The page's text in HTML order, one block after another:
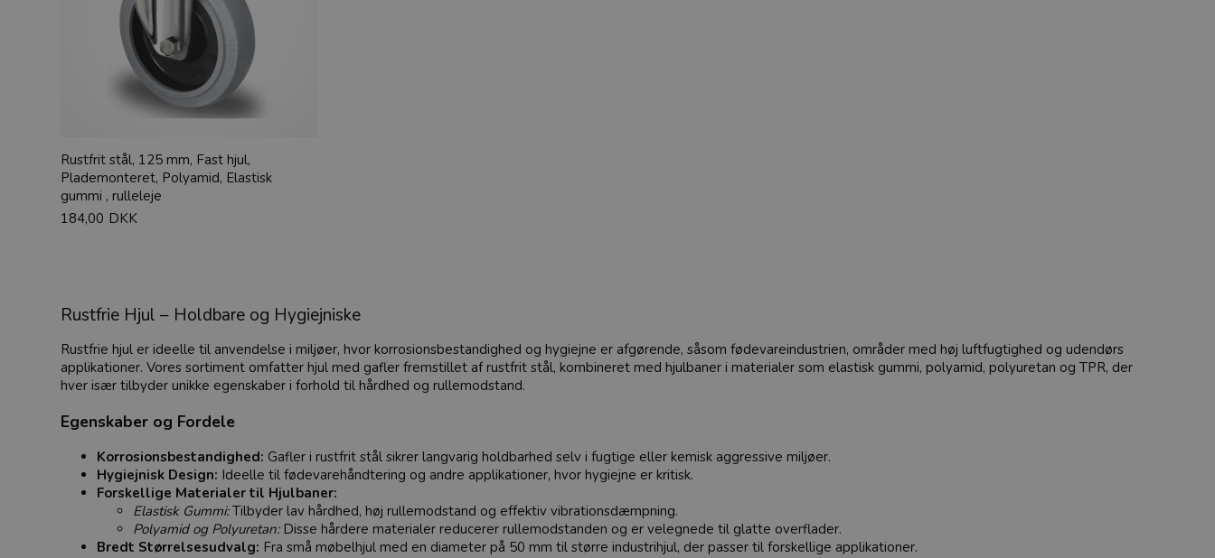
Rustfrit stål, 125 mm, Fast hjul,
Plademonteret, Polyamid, Elastisk
gummi , rulleleje
184,00 DKK
Rustfrie Hjul – Holdbare og Hygiejniske
Rustfrie hjul er ideelle til anvendelse i miljøer, hvor korrosionsbestandighed og hygiejne er afgørende, såsom fødevareindustrien, områder med høj luftfugtighed og udendørs
applikationer. Vores sortiment omfatter hjul med gafler fremstillet af rustfrit stål, kombineret med hjulbaner i materialer som elastisk gummi, polyamid, polyuretan og TPR, der
hver især tilbyder unikke egenskaber i forhold til hårdhed og rullemodstand.
Egenskaber og Fordele
Korrosionsbestandighed: Gafler i rustfrit stål sikrer langvarig holdbarhed selv i fugtige eller kemisk aggressive miljøer.
Hygiejnisk Design: Ideelle til fødevarehåndtering og andre applikationer, hvor hygiejne er kritisk.
Forskellige Materialer til Hjulbaner:
Elastisk Gummi:Tilbyder lav hårdhed, høj rullemodstand og effektiv vibrationsdæmpning.
Polyamid og Polyuretan:Disse hårdere materialer reducerer rullemodstanden og er velegnede til glatte overflader.
Bredt Størrelsesudvalg: Fra små møbelhjul med en diameter på 50 mm til større industrihjul, der passer til forskellige applikationer.